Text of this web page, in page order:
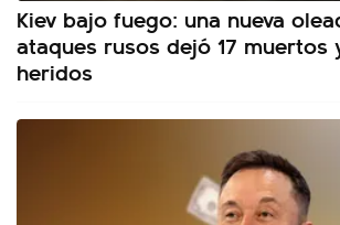
Kiev bajo fuego: una nueva
ataques rusos dejó 17 muertos
heridos